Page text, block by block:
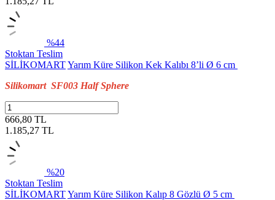
%44
Stoktan Teslim
SİLİKOMARTYarım Küre Silikon Kek Kalıbı 8’li Ø 6 cm
Silikomart SF003 Half Sphere
666,80 TL
1.185,27 TL
%20
Stoktan Teslim
SİLİKOMARTYarım Küre Silikon Kalıp 8 Gözlü Ø 5 cm